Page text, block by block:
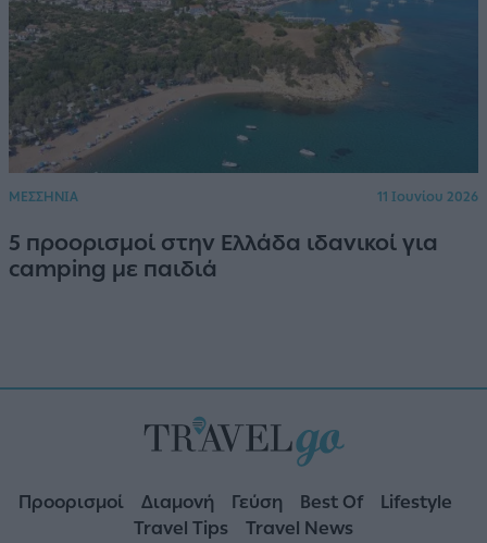
ΜΕΣΣΗΝΙΑ 11 Ιουνίου 2026
5 προορισμοί στην Ελλάδα ιδανικοί για
camping με παιδιά
Προορισμοί Διαμονή Γεύση Best Of
Lifestyle
Travel Tips
Travel News